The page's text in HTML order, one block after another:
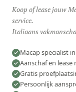
Koop of lease jouw
service.
Italiaans
Macap specialist
Aanschaf en
Gratis
Persoonlijk